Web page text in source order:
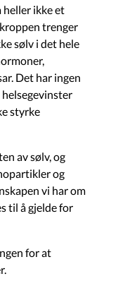
heller ikke et
trenger
sølv i det hele
Det har ingen
styrke
av sølv, og
og
vi har om
til å gjelde for
for at